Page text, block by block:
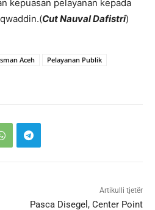
kepuasan pelayanan kepada
Cut Nauval Dafistri)
Aceh
Pelayanan Publik
Artikulli tjetër
Pasca Disegel, Center Point